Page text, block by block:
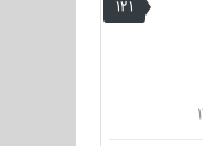
121